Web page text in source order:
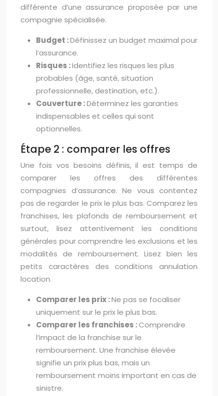
différente d’une assurance proposée par une
compagnie spécialisée.
Budget :Définissez un budget maximal pour
l’assurance.
Risques :Identifiez les risques les plus
probables (âge, santé, situation
professionnelle, destination, etc.).
Couverture :Déterminez les garanties
indispensables et celles qui sont
optionnelles.
Étape 2 : comparer les offres
Une fois vos besoins définis, il est temps de
comparer les offres des différentes
compagnies d’assurance. Ne vous contentez
pas de regarder le prix le plus bas. Comparez les
franchises, les plafonds de remboursement et
surtout, lisez attentivement les conditions
générales pour comprendre les exclusions et les
modalités de remboursement. Lisez bien les
petits caractères des conditions annulation
location.
Comparer les prix :Ne pas se focaliser
uniquement sur le prix le plus bas.
Comparer les franchises :Comprendre
l’impact de la franchise sur le
remboursement. Une franchise élevée
signifie un prix plus bas, mais un
remboursement moins important en cas de
sinistre.